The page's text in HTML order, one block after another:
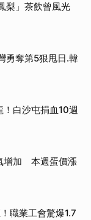
梨」茶飲曾風光
勇奪第5狠甩日.韓
！白沙屯捐血10週
增加 本週蛋價漲
職業工會驚爆1.7